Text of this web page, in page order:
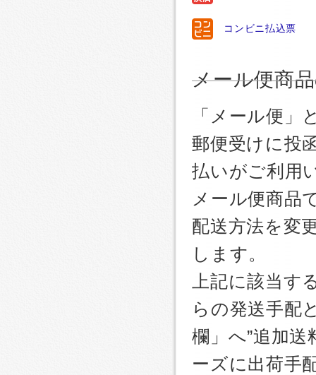
コンビニ払込票
メール便商
「メール便」
郵便受けに投
払いがご利用
メール便商品
配送方法を変
します。
上記に該当
らの発送手配
欄」へ”追加
ーズに出荷手